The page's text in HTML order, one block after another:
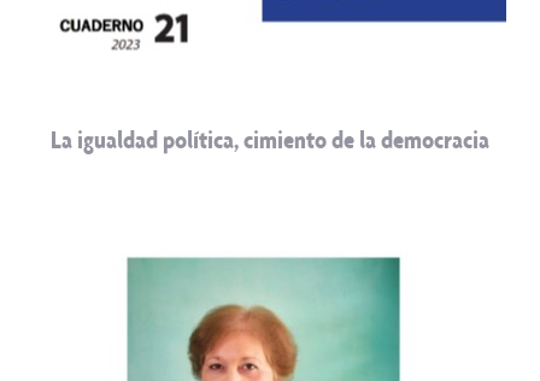
La igualdad política, cimiento de la democracia